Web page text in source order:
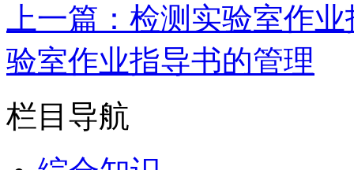
上一篇：检测实验室作
验室作业指导书的管理
栏目导航